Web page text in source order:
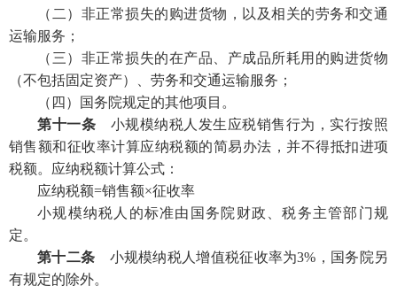
（二）非正常损失的购进货物，以及相关的劳务和交通
运输服务；
（三）非正常损失的在产品、产成品所耗用的购进货物
（不包括固定资产）、劳务和交通运输服务；
（四）国务院规定的其他项目。
第十一条 小规模纳税人发生应税销售行为，实行按照
销售额和征收率计算应纳税额的简易办法，并不得抵扣进项
税额。应纳税额计算公式：
应纳税额=销售额×征收率
小规模纳税人的标准由国务院财政、税务主管部门规
定。
第十二条 小规模纳税人增值税征收率为3%，国务院另
有规定的除外。